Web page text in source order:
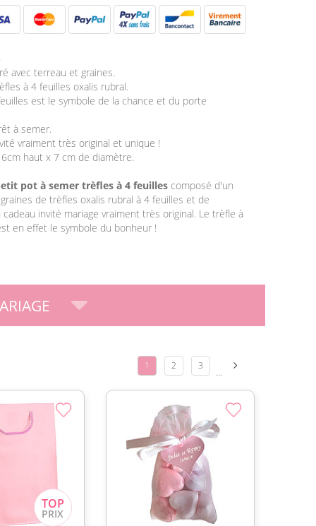
avec terreau et graines.
à 4 feuilles oxalis rubral.
est le symbole de la chance et du porte
à semer.
vraiment très original et unique !
haut x 7 cm de diamètre.
pot à semer trèfles à 4 feuilles composé d'un
de trèfles oxalis rubral à 4 feuilles et de
invité mariage vraiment très original. Le trèfle à
en effet le symbole du bonheur !
1 2 3 ...